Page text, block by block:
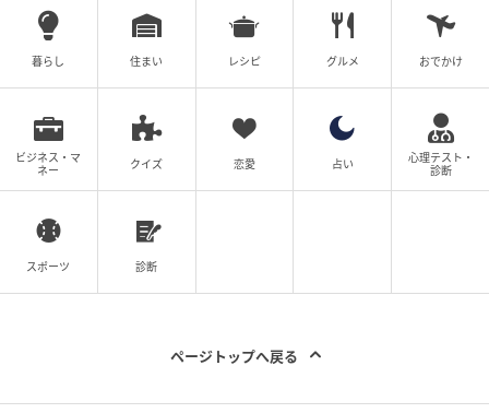
きめきを倍増させた。
また、ヨンレとジョンヒがラジオに合わせて歌った
ユ・シムチョの「どこで何になって再び会おう」
（1982）は、フォークの温もりで友情をさらにあたた
かく染め上げた。
の1982年未発表曲「星のような君の眼差し」が新たに
響き渡り、アナログロマンスの余韻を完成させた。
広げ、作品の情緒を極限まで高めたのである。
暮らし 住まい レシピ グルメ おでかけ
ビジネス・マ
ネー
クイズ 恋愛 占い
心理テスト・
診断
スポーツ 診断
ページトップへ戻る